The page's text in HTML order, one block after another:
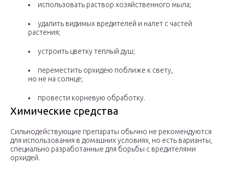
использовать раствор хозяйственного мыла;
удалить видимых вредителей и налет с частей
растения;
устроить цветку теплый душ;
переместить орхидею поближе к свету,
но не на солнце;
провести корневую обработку.
Химические средства
Сильнодействующие препараты обычно не рекомендуются
для использования в домашних условиях, но есть варианты,
специально разработанные для борьбы с вредителями
орхидей.